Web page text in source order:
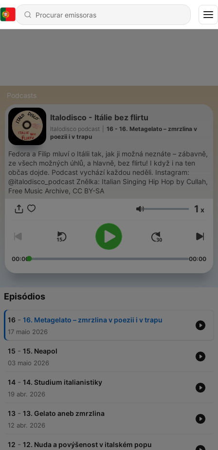
Podcasts
Italodisco - Itálie bez flirtu
Italodisco podcast
16 - 16. Metagelato – zmrzlina v
poezii i v trapu
Fedora a Filip mluví o Itálii tak, jak ji možná neznáte – zábavně,
ze všech možných úhlů, a hlavně, bez flirtu! I když i na ten
občas dojde. Podcast vychází každou neděli. Instagram:
@italodisco_podcast Znělka: Italian Singing Hip Hop by Cullah,
Free Music Archive, CC BY-SA
Volume 1 x
00:00 00:00
Episódios
16 - 16. Metagelato – zmrzlina v poezii i v trapu
17 maio 2026
15 - 15. Neapol
03 maio 2026
14 - 14. Studium italianistiky
19 abr. 2026
13 - 13. Gelato aneb zmrzlina
12 abr. 2026
12 - 12. Nuda a povýšenost v italském popu